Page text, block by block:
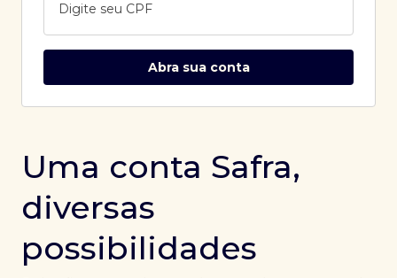
Digite seu CPF
Abra sua conta
Uma conta Safra,
diversas
possibilidades